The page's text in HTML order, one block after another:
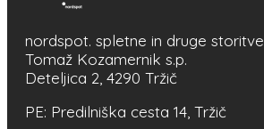
nordspot. spletne in druge storitve
Tomaž Kozamernik s.p.
Deteljica 2, 4290 Tržič
PE: Predilniška cesta 14, Tržič